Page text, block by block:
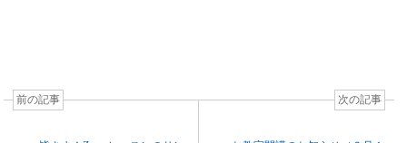
前の記事 次の記事